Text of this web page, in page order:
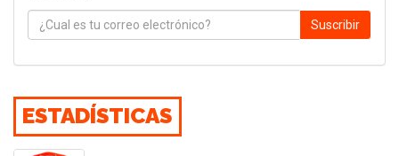
Suscribir
ESTADÍSTICAS